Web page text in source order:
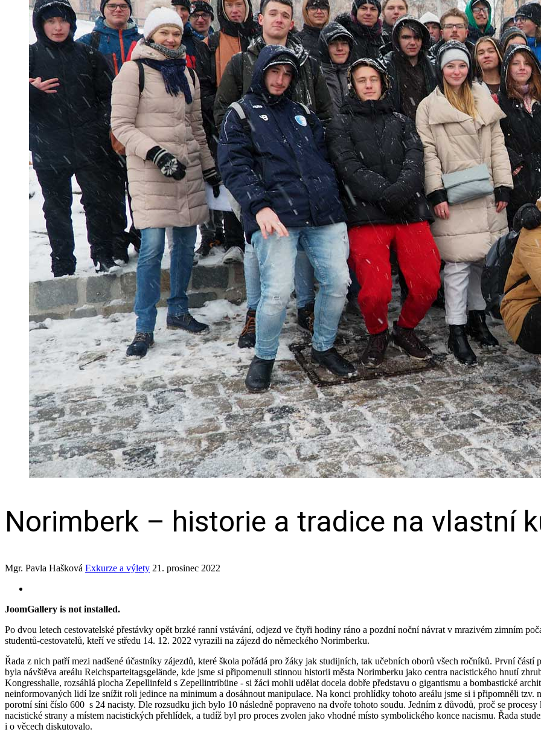
Norimberk – historie a tradice na vlastní
Mgr. Pavla Hašková Exkurze a výlety 21. prosinec 2022
JoomGallery is not installed.
Po dvou letech cestovatelské přestávky opět brzké ranní vstávání, odjezd ve čtyři hodiny ráno a pozdní noční návrat v mrazivém zimním
studentů-cestovatelů, kteří ve středu 14. 12. 2022 vyrazili na zájezd do německého Norimberku.
Řada z nich patří mezi nadšené účastníky zájezdů, které škola pořádá pro žáky jak studijních, tak učebních oborů všech ročníků. První
byla návštěva areálu Reichsparteitagsgelände, kde jsme si připomenuli stinnou historii města Norimberku jako centra nacistického hnutí
Kongresshalle, rozsáhlá plocha Zepellinfeld s Zepellintribüne - si žáci mohli udělat docela dobře představu o gigantismu a bombastické
neinformovaných lidí lze snížit roli jedince na minimum a dosáhnout manipulace. Na konci prohlídky tohoto areálu jsme si i připomněli
porotní síni číslo 600 s 24 nacisty. Dle rozsudku jich bylo 10 následně popraveno na dvoře tohoto soudu. Jedním z důvodů, proč se
nacistické strany a místem nacistických přehlídek, a tudíž byl pro proces zvolen jako vhodné místo symbolického konce nacismu. Řada
i o věcech diskutovalo.